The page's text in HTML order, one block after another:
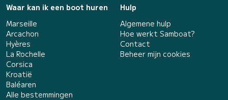
Waar kan ik een boot huren
Marseille
Arcachon
Hyères
La Rochelle
Corsica
Kroatië
Baléaren
Alle bestemmingen
Hulp
Algemene hulp
Hoe werkt Samboat?
Contact
Beheer mijn cookies